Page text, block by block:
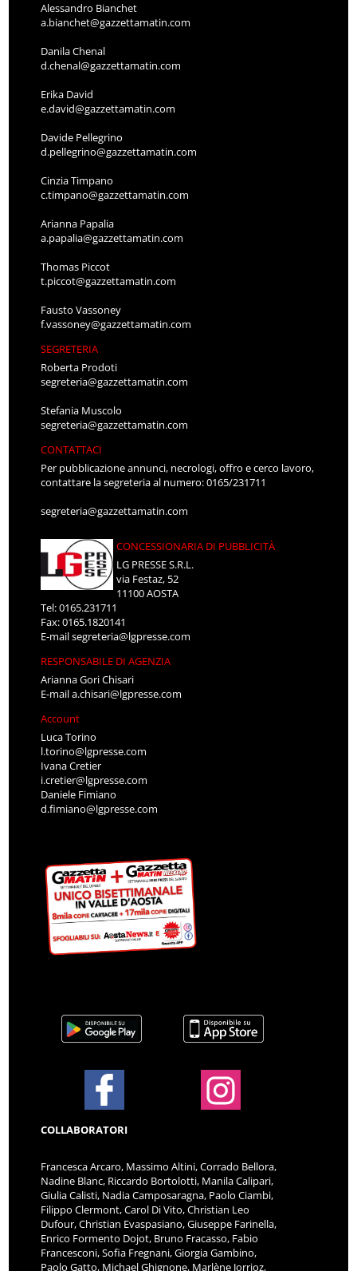
Alessandro Bianchet
a.bianchet@gazzettamatin.com
Danila Chenal
d.chenal@gazzettamatin.com
Erika David
e.david@gazzettamatin.com
Davide Pellegrino
d.pellegrino@gazzettamatin.com
Cinzia Timpano
c.timpano@gazzettamatin.com
Arianna Papalia
a.papalia@gazzettamatin.com
Thomas Piccot
t.piccot@gazzettamatin.com
Fausto Vassoney
f.vassoney@gazzettamatin.com
SEGRETERIA
Roberta Prodoti
segreteria@gazzettamatin.com
Stefania Muscolo
segreteria@gazzettamatin.com
CONTATTACI
Per pubblicazione annunci, necrologi, offro e cerco lavoro,
contattare la segreteria al numero: 0165/231711
segreteria@gazzettamatin.com
CONCESSIONARIA DI PUBBLICITÀ
LG PRESSE S.R.L.
via Festaz, 52
11100 AOSTA
Tel: 0165.231711
Fax: 0165.1820141
E-mailsegreteria@lgpresse.com
RESPONSABILE DI AGENZIA
Arianna Gori Chisari
E-maila.chisari@lgpresse.com
Account
Luca Torino
l.torino@lgpresse.com
Ivana Cretier
i.cretier@lgpresse.com
Daniele Fimiano
d.fimiano@lgpresse.com
COLLABORATORI
Francesca Arcaro, Massimo Altini, Corrado Bellora,
Nadine Blanc, Riccardo Bortolotti, Manila Calipari,
Giulia Calisti, Nadia Camposaragna, Paolo Ciambi,
Filippo Clermont, Carol Di Vito, Christian Leo
Dufour, Christian Evaspasiano, Giuseppe Farinella,
Enrico Formento Dojot, Bruno Fracasso, Fabio
Francesconi, Sofia Fregnani, Giorgia Gambino,
Paolo Gatto, Michael Ghignone, Marlène Jorrioz,